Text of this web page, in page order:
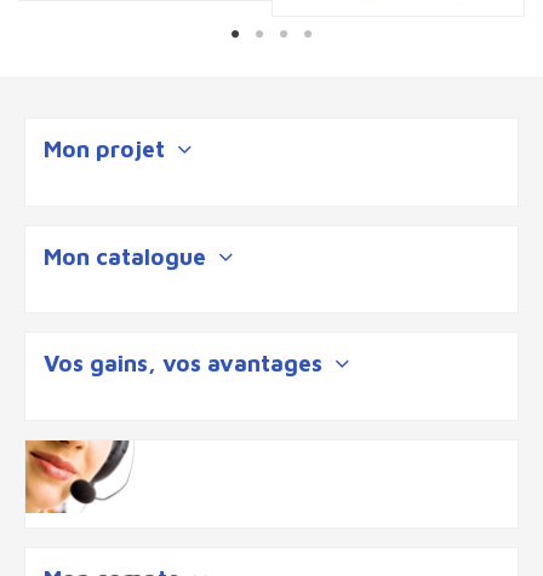
Mon projet
Mon catalogue
Vos gains, vos avantages